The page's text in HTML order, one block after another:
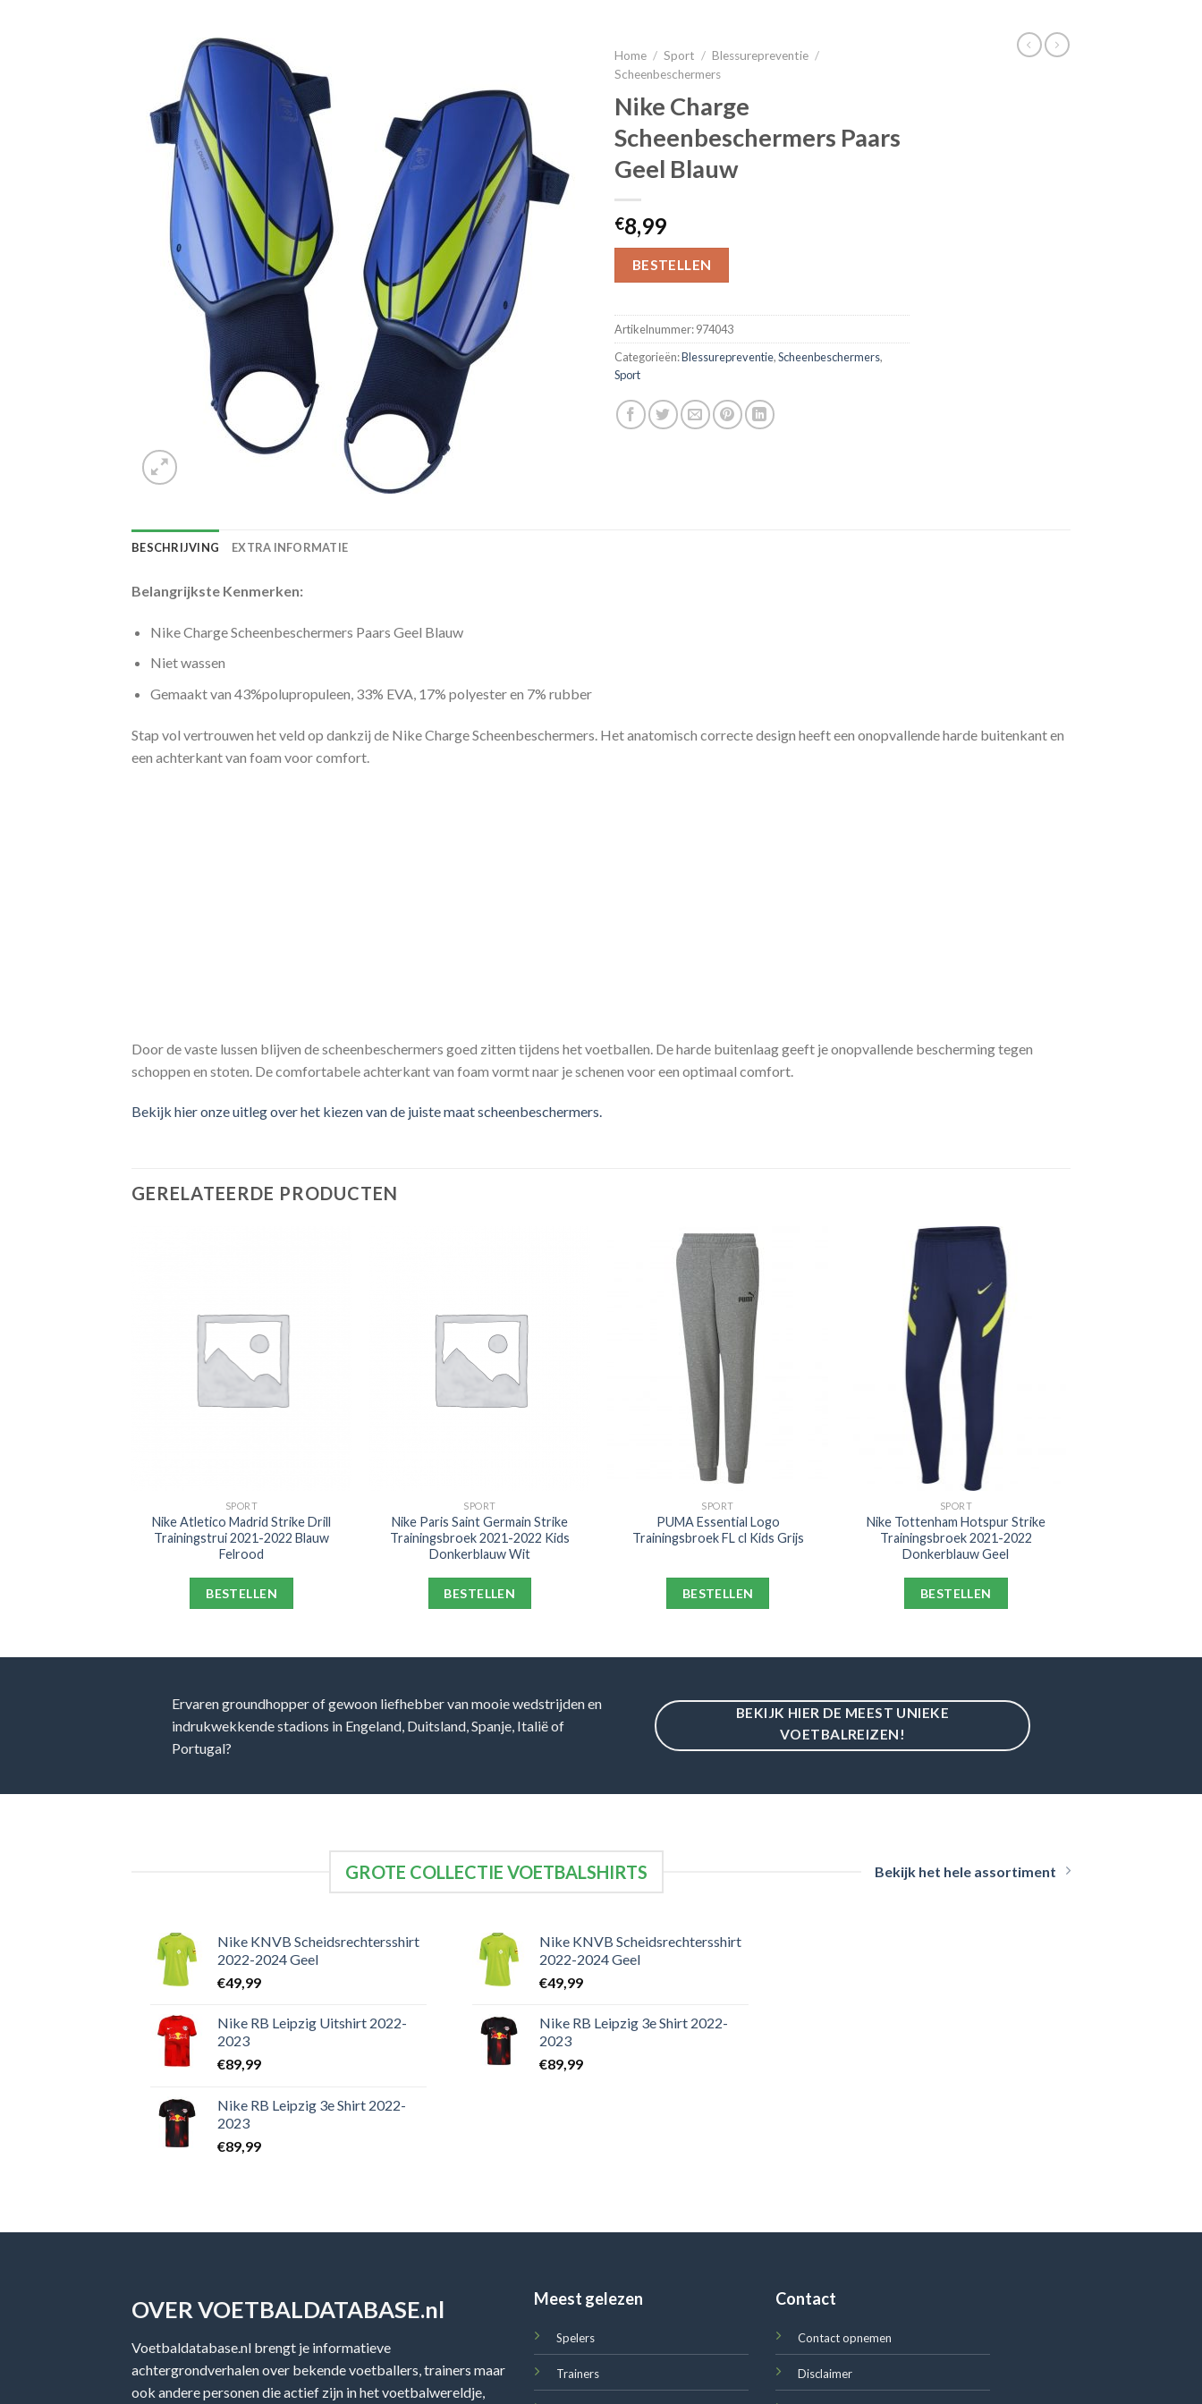
Home / Sport / Blessurepreventie /
Scheenbeschermers
Nike Charge
Scheenbeschermers Paars
Geel Blauw
€8,99
BESTELLEN
Artikelnummer:974043
Categorieën:Blessurepreventie,Scheenbeschermers,
Sport
BESCHRIJVING EXTRA INFORMATIE
Belangrijkste Kenmerken:
Nike Charge Scheenbeschermers Paars Geel Blauw
Niet wassen
Gemaakt van 43%polupropuleen, 33% EVA, 17% polyester en 7% rubber
Stap vol vertrouwen het veld op dankzij de Nike Charge Scheenbeschermers. Het anatomisch correcte design heeft een onopvallende harde buitenkant en
een achterkant van foam voor comfort.
Door de vaste lussen blijven de scheenbeschermers goed zitten tijdens het voetballen. De harde buitenlaag geeft je onopvallende bescherming tegen
schoppen en stoten. De comfortabele achterkant van foam vormt naar je schenen voor een optimaal comfort.
Bekijk hier onze uitleg over het kiezen van de juiste maat scheenbeschermers.
GERELATEERDE PRODUCTEN
SPORT
Nike Atletico Madrid Strike Drill
Trainingstrui 2021-2022 Blauw
Felrood
BESTELLEN
SPORT
Nike Paris Saint Germain Strike
Trainingsbroek 2021-2022 Kids
Donkerblauw Wit
BESTELLEN
SPORT
PUMA Essential Logo
Trainingsbroek FL cl Kids Grijs
BESTELLEN
SPORT
Nike Tottenham Hotspur Strike
Trainingsbroek 2021-2022
Donkerblauw Geel
BESTELLEN
Ervaren groundhopper of gewoon liefhebber van mooie wedstrijden en
indrukwekkende stadions in Engeland, Duitsland, Spanje, Italië of
Portugal?
BEKIJK HIER DE MEEST UNIEKE
VOETBALREIZEN!
GROTE COLLECTIE VOETBALSHIRTS Bekijk het hele assortiment
Nike KNVB Scheidsrechtersshirt
2022-2024 Geel
€49,99
Nike RB Leipzig Uitshirt 2022-
2023
€89,99
Nike RB Leipzig 3e Shirt 2022-
2023
€89,99
Nike KNVB Scheidsrechtersshirt
2022-2024 Geel
€49,99
Nike RB Leipzig 3e Shirt 2022-
2023
€89,99
OVER VOETBALDATABASE.nl
Voetbaldatabase.nl brengt je informatieve
achtergrondverhalen over bekende voetballers, trainers maar
ook andere personen die actief zijn in het voetbalwereldje,
Meest gelezen
Spelers
Trainers
Contact
Contact opnemen
Disclaimer